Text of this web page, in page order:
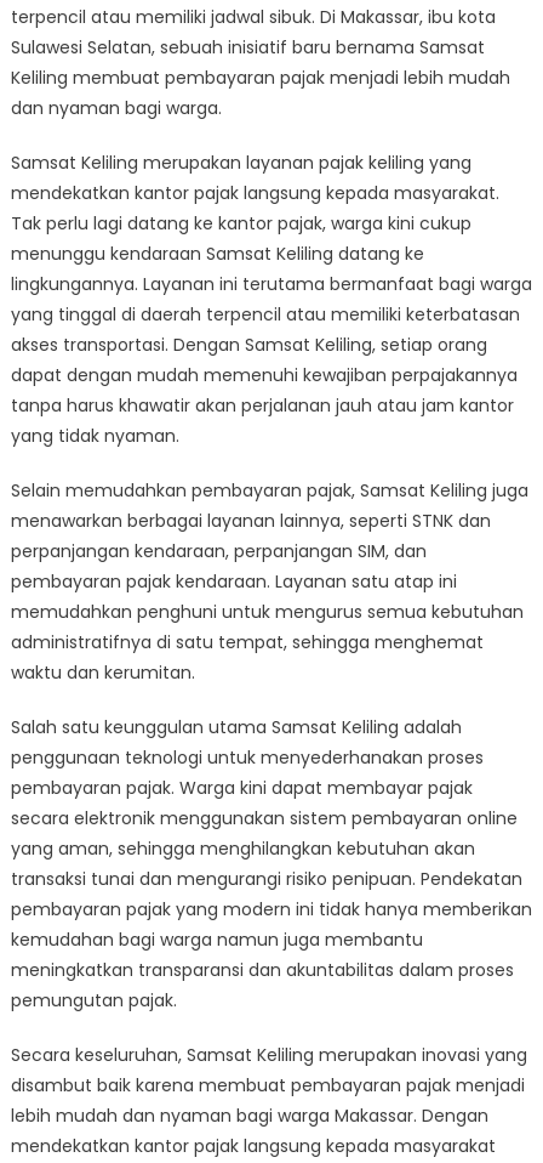
terpencil atau memiliki jadwal sibuk. Di Makassar, ibu kota
Sulawesi Selatan, sebuah inisiatif baru bernama Samsat
Keliling membuat pembayaran pajak menjadi lebih mudah
dan nyaman bagi warga.
Samsat Keliling merupakan layanan pajak keliling yang
mendekatkan kantor pajak langsung kepada masyarakat.
Tak perlu lagi datang ke kantor pajak, warga kini cukup
menunggu kendaraan Samsat Keliling datang ke
lingkungannya. Layanan ini terutama bermanfaat bagi warga
yang tinggal di daerah terpencil atau memiliki keterbatasan
akses transportasi. Dengan Samsat Keliling, setiap orang
dapat dengan mudah memenuhi kewajiban perpajakannya
tanpa harus khawatir akan perjalanan jauh atau jam kantor
yang tidak nyaman.
Selain memudahkan pembayaran pajak, Samsat Keliling juga
menawarkan berbagai layanan lainnya, seperti STNK dan
perpanjangan kendaraan, perpanjangan SIM, dan
pembayaran pajak kendaraan. Layanan satu atap ini
memudahkan penghuni untuk mengurus semua kebutuhan
administratifnya di satu tempat, sehingga menghemat
waktu dan kerumitan.
Salah satu keunggulan utama Samsat Keliling adalah
penggunaan teknologi untuk menyederhanakan proses
pembayaran pajak. Warga kini dapat membayar pajak
secara elektronik menggunakan sistem pembayaran online
yang aman, sehingga menghilangkan kebutuhan akan
transaksi tunai dan mengurangi risiko penipuan. Pendekatan
pembayaran pajak yang modern ini tidak hanya memberikan
kemudahan bagi warga namun juga membantu
meningkatkan transparansi dan akuntabilitas dalam proses
pemungutan pajak.
Secara keseluruhan, Samsat Keliling merupakan inovasi yang
disambut baik karena membuat pembayaran pajak menjadi
lebih mudah dan nyaman bagi warga Makassar. Dengan
mendekatkan kantor pajak langsung kepada masyarakat